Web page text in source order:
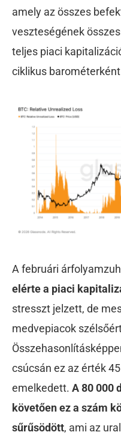
amely az összes
veszteségének
teljes piaci
ciklikus
A februári
elérte a piaci
stresszt jelzett, de
medvepiacok
csúcsán ez az érték
emelkedett. A 80 000
követően ez a szám
sűrűsödött, ami az